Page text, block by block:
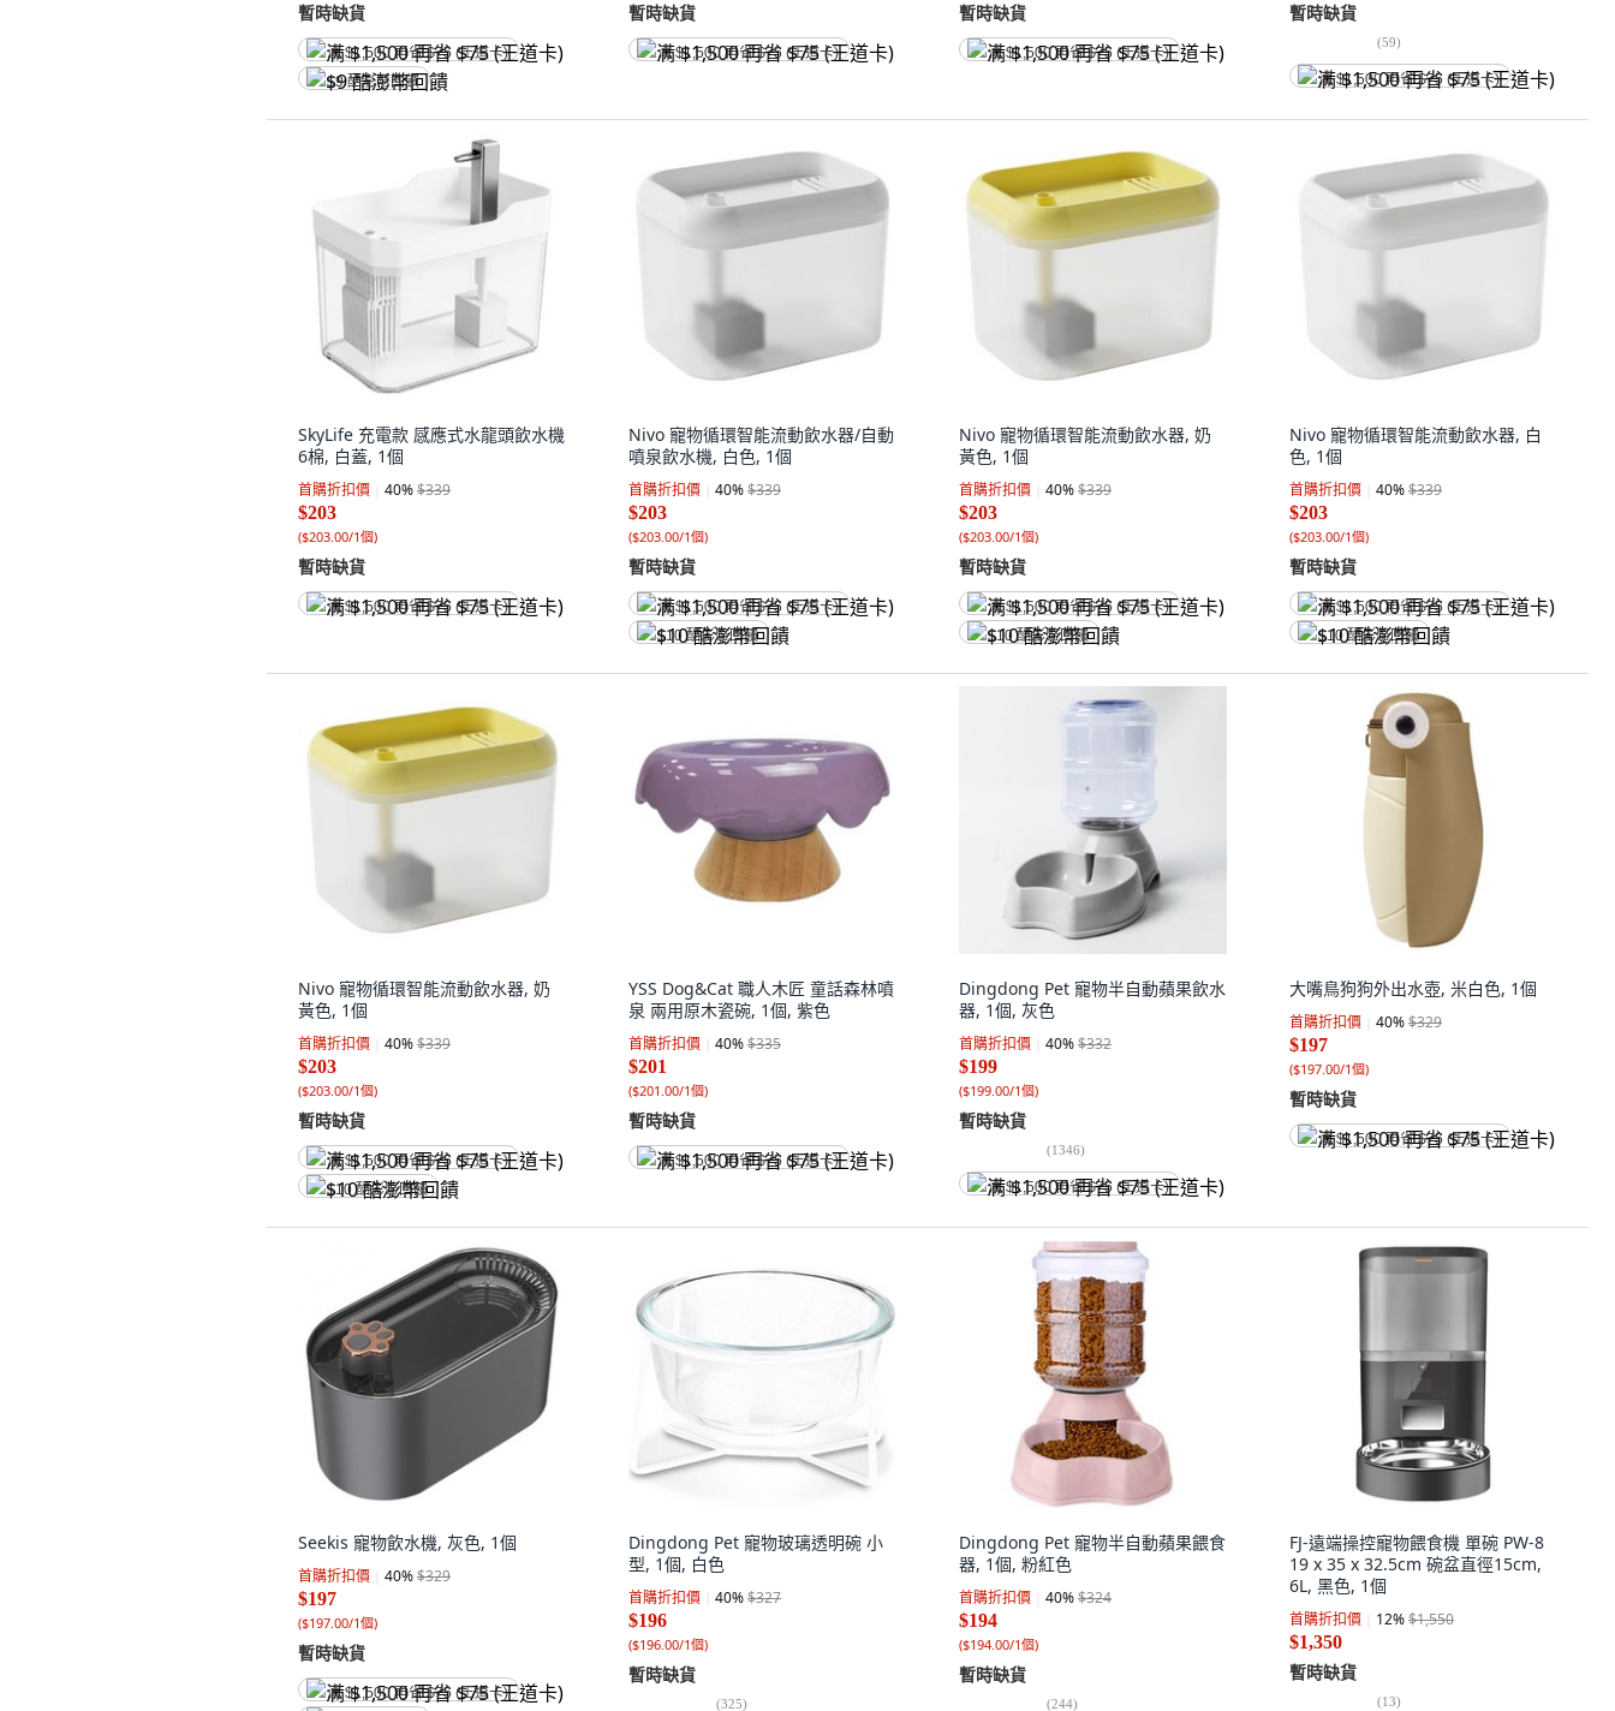
暫時缺貨
满 $1,500 再省 $75 (王道卡)
$9 酷澎幣回饋
暫時缺貨
满 $1,500 再省 $75 (王道卡)
暫時缺貨
满 $1,500 再省 $75 (王道卡)
暫時缺貨
(59)
满 $1,500 再省 $75 (王道卡)
SkyLife 充電款 感應式水龍頭飲水機
6棉, 白蓋, 1個
首購折扣價 40%$339
$203
($203.00/1個)
暫時缺貨
满 $1,500 再省 $75 (王道卡)
Nivo 寵物循環智能流動飲水器/自動
噴泉飲水機, 白色, 1個
首購折扣價 40%$339
$203
($203.00/1個)
暫時缺貨
满 $1,500 再省 $75 (王道卡)
$10 酷澎幣回饋
Nivo 寵物循環智能流動飲水器, 奶
黃色, 1個
首購折扣價 40%$339
$203
($203.00/1個)
暫時缺貨
满 $1,500 再省 $75 (王道卡)
$10 酷澎幣回饋
Nivo 寵物循環智能流動飲水器, 白
色, 1個
首購折扣價 40%$339
$203
($203.00/1個)
暫時缺貨
满 $1,500 再省 $75 (王道卡)
$10 酷澎幣回饋
Nivo 寵物循環智能流動飲水器, 奶
黃色, 1個
首購折扣價 40%$339
$203
($203.00/1個)
暫時缺貨
满 $1,500 再省 $75 (王道卡)
$10 酷澎幣回饋
YSS Dog&Cat 職人木匠 童話森林噴
泉 兩用原木瓷碗, 1個, 紫色
首購折扣價 40%$335
$201
($201.00/1個)
暫時缺貨
满 $1,500 再省 $75 (王道卡)
Dingdong Pet 寵物半自動蘋果飲水
器, 1個, 灰色
首購折扣價 40%$332
$199
($199.00/1個)
暫時缺貨
(1346)
满 $1,500 再省 $75 (王道卡)
大嘴鳥狗狗外出水壺, 米白色, 1個
首購折扣價 40%$329
$197
($197.00/1個)
暫時缺貨
满 $1,500 再省 $75 (王道卡)
Seekis 寵物飲水機, 灰色, 1個
首購折扣價 40%$329
$197
($197.00/1個)
暫時缺貨
满 $1,500 再省 $75 (王道卡)
Dingdong Pet 寵物玻璃透明碗 小
型, 1個, 白色
首購折扣價 40%$327
$196
($196.00/1個)
暫時缺貨
(325)
Dingdong Pet 寵物半自動蘋果餵食
器, 1個, 粉紅色
首購折扣價 40%$324
$194
($194.00/1個)
暫時缺貨
(244)
FJ-遠端操控寵物餵食機 單碗 PW-8
19 x 35 x 32.5cm 碗盆直徑15cm,
6L, 黑色, 1個
首購折扣價 12%$1,550
$1,350
暫時缺貨
(13)